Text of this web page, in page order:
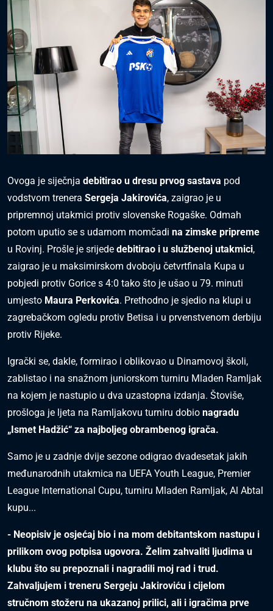
Ovoga je siječnja debitirao u dresu prvog sastava pod
vodstvom trenera Sergeja Jakirovića, zaigrao je u
pripremnoj utakmici protiv slovenske Rogaške. Odmah
potom uputio se s udarnom momčadi na zimske pripreme
u Rovinj. Prošle je srijede debitirao i u s lužbenoj utakmici,
zaigrao je u maksimirskom dvoboju četvrtfinala Kupa u
pobjedi protiv Gorice s 4:0 tako što je ušao u 79. minuti
umjesto Maura Perkovića. Prethodno je sjedio na klupi u
zagrebačkom ogledu protiv Betisa i u prvenstvenom derbiju
protiv Rijeke.
Igrački se, dakle, formirao i oblikovao u Dinamovoj školi,
zablistao i na snažnom juniorskom turniru Mladen Ramljak
na kojem je nastupio u dva uzastopna izdanja. Štoviše,
prošloga je ljeta na Ramljakovu turniru dobio nagradu
„Ismet Hadžić“ za najboljeg obrambenog igrača.
Samo je u zadnje dvije sezone odigrao dvadesetak jakih
međunarodnih utakmica na UEFA Youth League, Premier
League International Cupu, turniru Mladen Ramljak, Al Abtal
kupu...
- Neopisiv je osjećaj bio i na mom debitantskom nastupu i
prilikom ovog potpisa ugovora. Želim zahvaliti ljudima u
klubu što su prepoznali i nagradili moj rad i trud.
Zahvaljujem i treneru Sergeju Jakiroviću i cijelom
stručnom stožeru na ukazanoj prilici, ali i igračima prve